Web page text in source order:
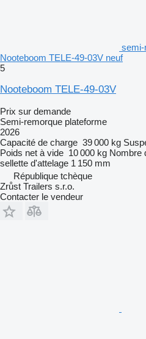
semi-
Nooteboom TELE-49-03V neuf
5
Nooteboom TELE-49-03V
Prix sur demande
Semi-remorque plateforme
2026
Capacité de charge 39 000 kg
Poids net à vide 10 000 kg Nombre
sellette d'attelage 1 150 mm
République tchèque
Zrůst Trailers s.r.o.
Contacter le vendeur